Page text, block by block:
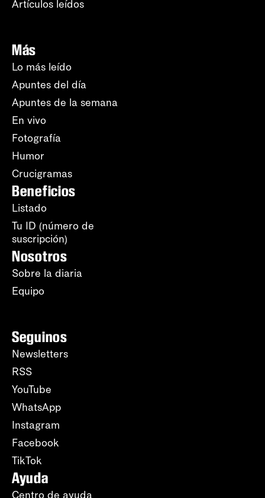
Artículos leídos
Más
Lo más leído
Apuntes del día
Apuntes de la semana
En vivo
Fotografía
Humor
Crucigramas
Beneficios
Listado
Tu ID (número de
suscripción)
Nosotros
Sobre la diaria
Equipo
Seguinos
Newsletters
RSS
YouTube
WhatsApp
Instagram
Facebook
TikTok
Ayuda
Centro de ayuda